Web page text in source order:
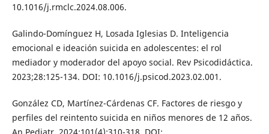
10.1016/j.rmclc.2024.08.006.
Galindo-Domínguez H, Losada Iglesias D. Inteligencia
emocional e ideación suicida en adolescentes: el rol
mediador y moderador del apoyo social. Rev Psicodidáctica.
2023;28:125-134. DOI: 10.1016/j.psicod.2023.02.001.
González CD, Martínez-Cárdenas CF. Factores de riesgo y
perfiles del reintento suicida en niños menores de 12 años.